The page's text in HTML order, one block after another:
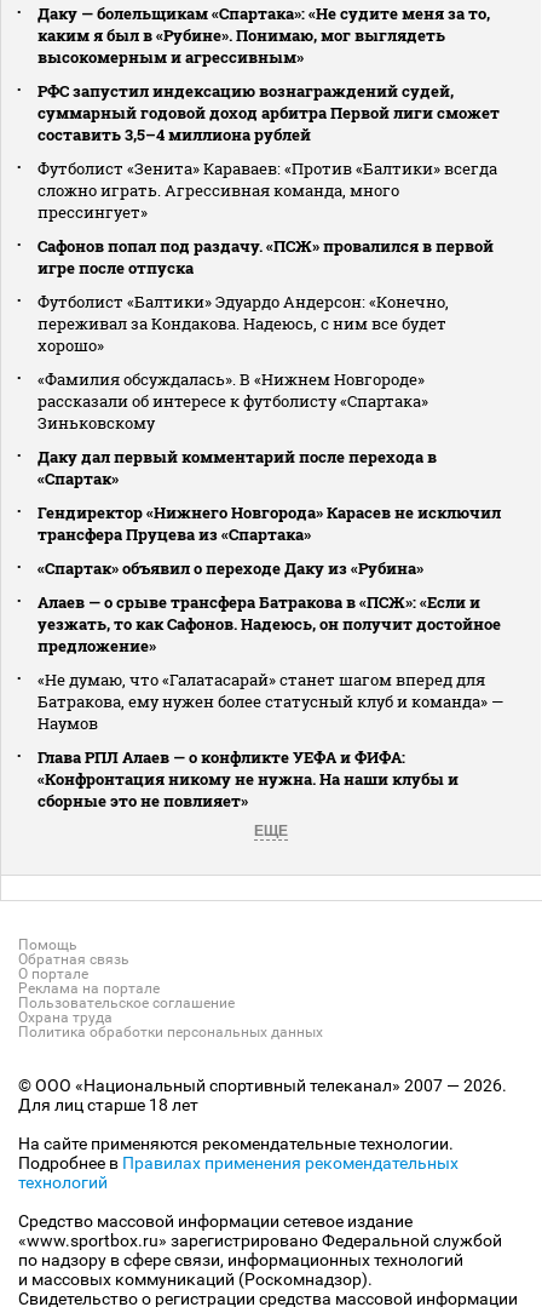
Даку — болельщикам «Спартака»: «Не судите меня за то,
каким я был в «Рубине». Понимаю, мог выглядеть
высокомерным и агрессивным»
РФС запустил индексацию вознаграждений судей,
суммарный годовой доход арбитра Первой лиги сможет
составить 3,5–4 миллиона рублей
Футболист «Зенита» Караваев: «Против «Балтики» всегда
сложно играть. Агрессивная команда, много
прессингует»
Сафонов попал под раздачу. «ПСЖ» провалился в первой
игре после отпуска
Футболист «Балтики» Эдуардо Андерсон: «Конечно,
переживал за Кондакова. Надеюсь, с ним все будет
хорошо»
«Фамилия обсуждалась». В «Нижнем Новгороде»
рассказали об интересе к футболисту «Спартака»
Зиньковскому
Даку дал первый комментарий после перехода в
«Спартак»
Гендиректор «Нижнего Новгорода» Карасев не исключил
трансфера Пруцева из «Спартака»
«Спартак» объявил о переходе Даку из «Рубина»
Алаев — о срыве трансфера Батракова в «ПСЖ»: «Если и
уезжать, то как Сафонов. Надеюсь, он получит достойное
предложение»
«Не думаю, что «Галатасарай» станет шагом вперед для
Батракова, ему нужен более статусный клуб и команда» —
Наумов
Глава РПЛ Алаев — о конфликте УЕФА и ФИФА:
«Конфронтация никому не нужна. На наши клубы и
сборные это не повлияет»
ЕЩЕ
Помощь
Обратная связь
О портале
Реклама на портале
Пользовательское соглашение
Охрана труда
Политика обработки персональных данных
© ООО «Национальный спортивный телеканал» 2007 — 2026.
Для лиц старше 18 лет
На сайте применяются рекомендательные технологии.
Подробнее в Правилах применения рекомендательных
технологий
Средство массовой информации сетевое издание
«www.sportbox.ru» зарегистрировано Федеральной службой
по надзору в сфере связи, информационных технологий
и массовых коммуникаций (Роскомнадзор).
Свидетельство о регистрации средства массовой информации